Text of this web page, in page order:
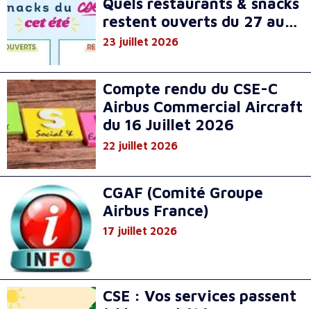
restent ouverts du 27 au
31 juillet ?
23 juillet 2026
Compte rendu du CSE-C
Airbus Commercial Aircraft
du 16 Juillet 2026
22 juillet 2026
CGAF (Comité Groupe
Airbus France)
17 juillet 2026
CSE : Vos services passent